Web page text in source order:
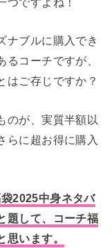
ナブルに購入でき
コーチですが、
はご存じですか？
のが、実質半額以
らに超お得に購入
2025中身ネタバ
題して、コーチ福
います。